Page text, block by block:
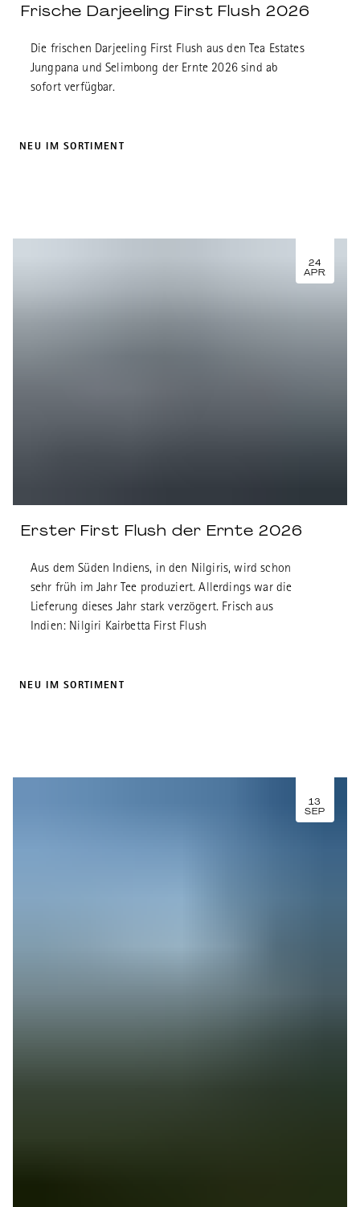
Frische Darjeeling First Flush 2026
Die frischen Darjeeling First Flush aus den Tea Estates
Jungpana und Selimbong der Ernte 2026 sind ab
sofort verfügbar.
NEU IM SORTIMENT
24
APR
Erster First Flush der Ernte 2026
Aus dem Süden Indiens, in den Nilgiris, wird schon
sehr früh im Jahr Tee produziert. Allerdings war die
Lieferung dieses Jahr stark verzögert. Frisch aus
Indien: Nilgiri Kairbetta First Flush
NEU IM SORTIMENT
13
SEP